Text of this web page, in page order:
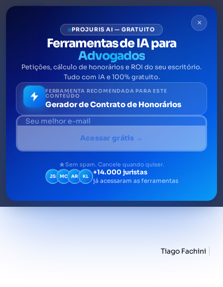
Meação: Proteção
Patrimonial para Cônjuges e
Companheiros
O que é meação e como ela protege o
patrimônio do cônjuge sobrevivente. Veja
seus direitos e a importância desse conceito
Tiago Fachini
×
PROJURIS AI — GRATUITO
Ferramentas de IA para
Advogados
Petições, cálculo de honorários e ROI do seu escritório.
Tudo com IA e 100% gratuito.
FERRAMENTA RECOMENDADA PARA ESTE
CONTEÚDO
Gerador de Contrato de Honorários
Acessar grátis →
Sem spam. Cancele quando quiser.
JS MC AR KL +14.000 juristas
já acessaram as ferramentas